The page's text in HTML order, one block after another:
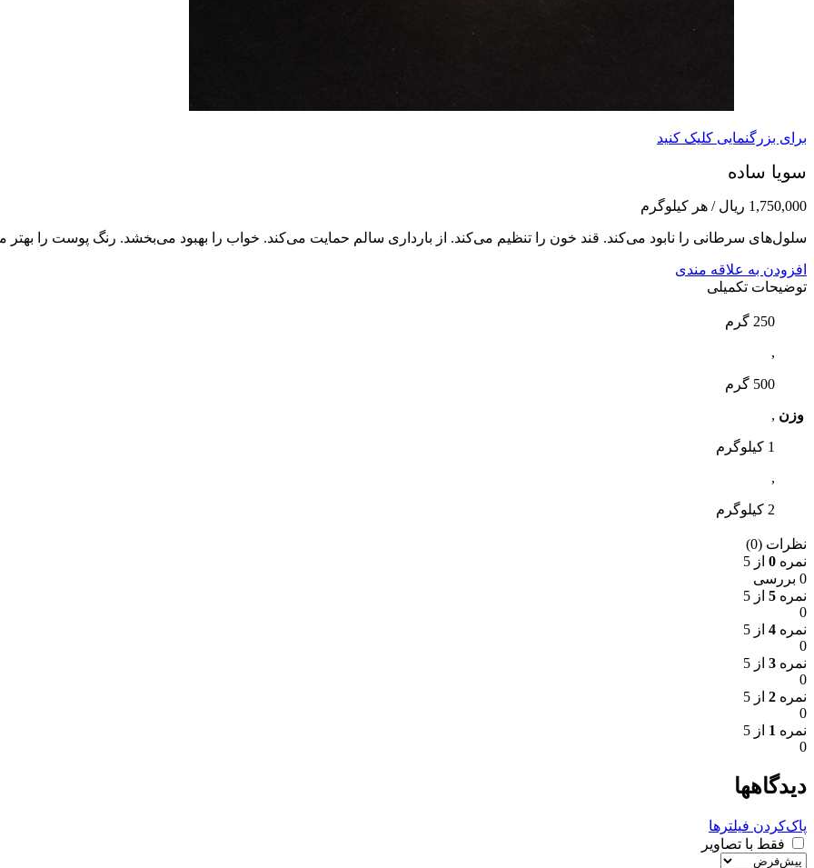
برای بزرگنمایی کلیک کنید
سویا ساده
1,750,000 ریال / هر کیلوگرم
سلول‌های سرطانی را نابود می‌کند. قند خون را تنظیم می‌کند. از بارداری سالم حمایت می‌کند. خواب را بهبود می‌بخشد. رنگ پوست را بهتر
افزودن به علاقه مندی
توضیحات تکمیلی
وزن
250 گرم
,
500 گرم
,
1 کیلوگرم
,
2 کیلوگرم
نظرات (0)
نمره 0 از 5
0 بررسی
نمره 5 از 5
0
نمره 4 از 5
0
نمره 3 از 5
0
نمره 2 از 5
0
نمره 1 از 5
0
دیدگاهها
پاک‌کردن فیلترها
فقط با تصاویر